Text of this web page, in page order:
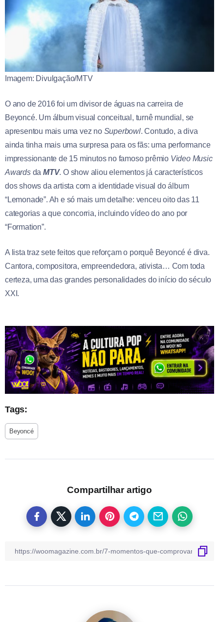
Imagem: Divulgação/MTV
O ano de 2016 foi um divisor de águas na carreira de
Beyoncé. Um álbum visual conceitual, turnê mundial, se
apresentou mais uma vez no Superbowl. Contudo, a diva
ainda tinha mais uma surpresa para os fãs: uma performance
impressionante de 15 minutos no famoso prêmio Video Music
AwardsdaMTV. O show aliou elementos já característicos
dos shows da artista com a identidade visual do álbum
“Lemonade”. Ah e só mais um detalhe: venceu oito das 11
categorias a que concorria, incluindo vídeo do ano por
“Formation”.
A lista traz sete feitos que reforçam o porquê Beyoncé é diva.
Cantora, compositora, empreendedora, ativista… Com toda
certeza, uma das grandes personalidades do início do século
XXI.
Tags:
Beyoncé
Compartilhar artigo